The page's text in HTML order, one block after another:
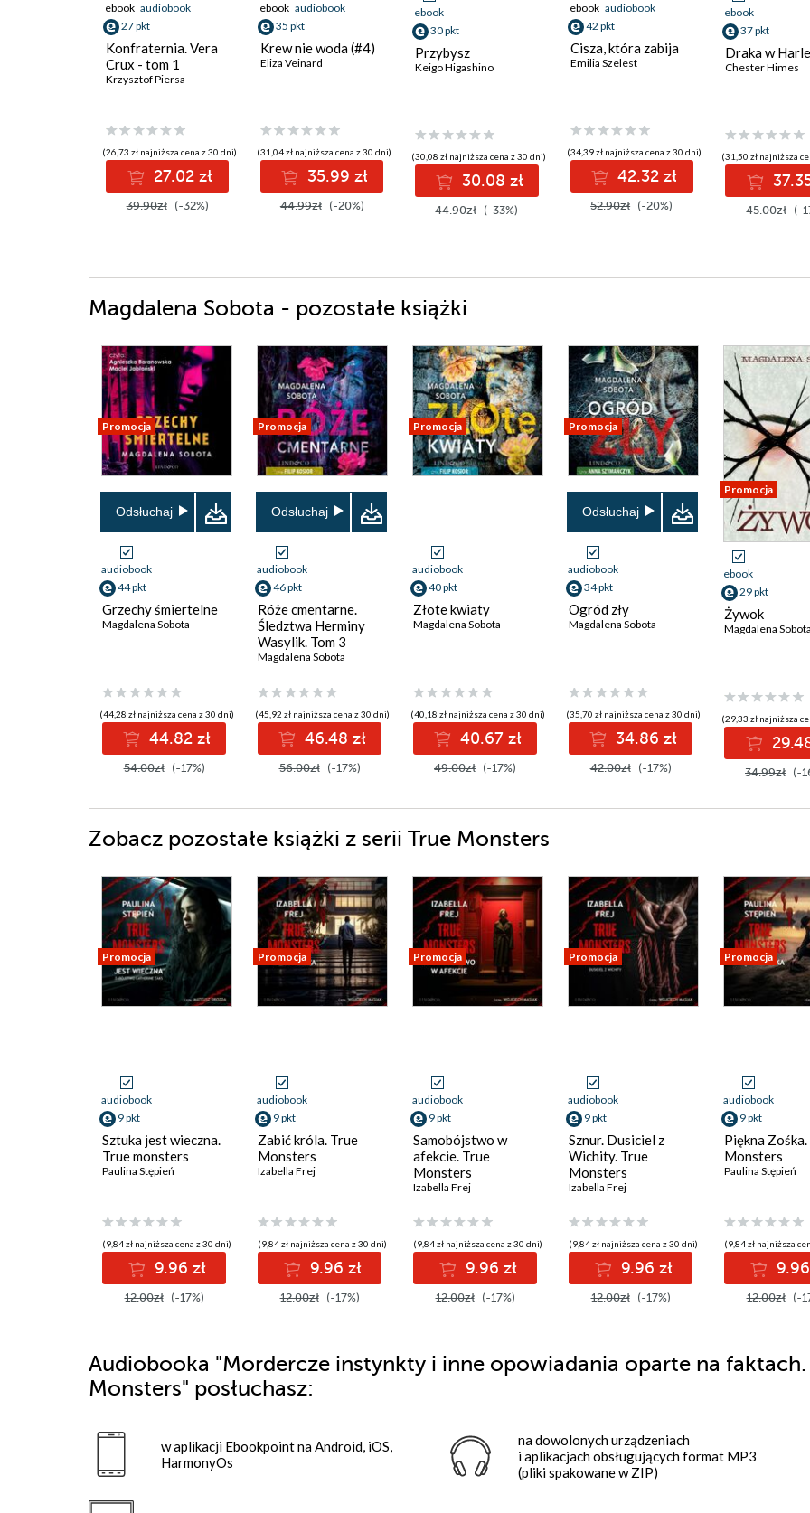
ebook audiobook
27 pkt
Konfraternia. Vera
Crux - tom 1
Krzysztof Piersa
(26,73 zł najniższa cena z 30 dni)
27.02 zł
39.90zł (-32%)
ebook audiobook
35 pkt
Krew nie woda (#4)
Eliza Veinard
(31,04 zł najniższa cena z 30 dni)
35.99 zł
44.99zł (-20%)
ebook
30 pkt
Przybysz
Keigo Higashino
(30,08 zł najniższa cena z 30 dni)
30.08 zł
44.90zł (-33%)
ebook audiobook
42 pkt
Cisza, która zabija
Emilia Szelest
(34,39 zł najniższa cena z 30 dni)
42.32 zł
52.90zł (-20%)
ebook
37 pkt
Draka w
Chester Himes
(31,50 zł najniższa
45.00zł (-
Magdalena Sobota - pozostałe książki
Promocja
Odsłuchaj
audiobook
44 pkt
Grzechy śmiertelne
Magdalena Sobota
(44,28 zł najniższa cena z 30 dni)
44.82 zł
54.00zł (-17%)
Promocja
Odsłuchaj
audiobook
46 pkt
Róże cmentarne.
Śledztwa Herminy
Wasylik. Tom 3
Magdalena Sobota
(45,92 zł najniższa cena z 30 dni)
46.48 zł
56.00zł (-17%)
Promocja
audiobook
40 pkt
Złote kwiaty
Magdalena Sobota
(40,18 zł najniższa cena z 30 dni)
40.67 zł
49.00zł (-17%)
Promocja
Odsłuchaj
audiobook
34 pkt
Ogród zły
Magdalena Sobota
(35,70 zł najniższa cena z 30 dni)
34.86 zł
42.00zł (-17%)
Promocja
ebook
29 pkt
Żywok
Magdalena Sobota
(29,33 zł najniższa
34.99zł (-
Zobacz pozostałe książki z serii True Monsters
Promocja
audiobook
9 pkt
Sztuka jest wieczna.
True monsters
Paulina Stępień
(9,84 zł najniższa cena z 30 dni)
9.96 zł
12.00zł (-17%)
Promocja
audiobook
9 pkt
Zabić króla. True
Monsters
Izabella Frej
(9,84 zł najniższa cena z 30 dni)
9.96 zł
12.00zł (-17%)
Promocja
audiobook
9 pkt
Samobójstwo w
afekcie. True
Monsters
Izabella Frej
(9,84 zł najniższa cena z 30 dni)
9.96 zł
12.00zł (-17%)
Promocja
audiobook
9 pkt
Sznur. Dusiciel z
Wichity. True
Monsters
Izabella Frej
(9,84 zł najniższa cena z 30 dni)
9.96 zł
12.00zł (-17%)
Promocja
audiobook
9 pkt
Piękna
Monsters
Paulina Stępień
(9,84 zł najniższa
12.00zł (-
Audiobooka "Mordercze instynkty i inne opowiadania oparte na faktach.
Monsters" posłuchasz:
w aplikacji Ebookpoint na Android, iOS,
HarmonyOs
na dowolonych urządzeniach
i aplikacjach obsługujących format MP3
(pliki spakowane w ZIP)